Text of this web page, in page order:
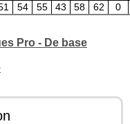
54 55 43 58 62 0
Pro - De base